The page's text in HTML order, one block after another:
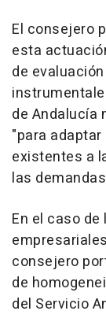
El consejero
esta
de
de Andalucía
"para
existentes a
las
En el caso
consejero
de
del Servicio